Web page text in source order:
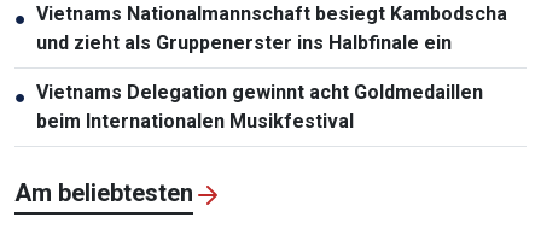
● Vietnams Nationalmannschaft besiegt Kambodscha
und zieht als Gruppenerster ins Halbfinale ein
● Vietnams Delegation gewinnt acht Goldmedaillen
beim Internationalen Musikfestival
Am beliebtesten